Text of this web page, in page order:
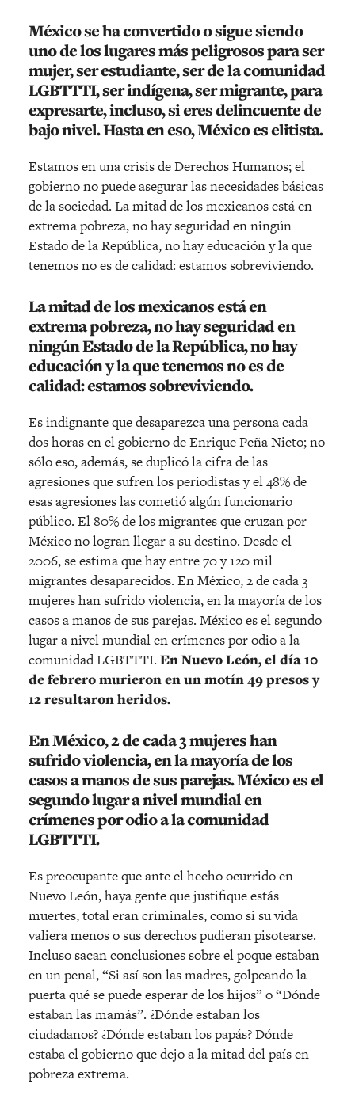
México se ha convertido o sigue siendo
uno de los lugares más peligrosos para ser
mujer, ser estudiante, ser de la comunidad
LGBTTTI, ser indígena, ser migrante, para
expresarte, incluso, si eres delincuente de
bajo nivel. Hasta en eso, México es elitista.
Estamos en una crisis de Derechos Humanos; el
gobierno no puede asegurar las necesidades básicas
de la sociedad. La mitad de los mexicanos está en
extrema pobreza, no hay seguridad en ningún
Estado de la República, no hay educación y la que
tenemos no es de calidad: estamos sobreviviendo.
La mitad de los mexicanos está en
extrema pobreza, no hay seguridad en
ningún Estado de la República, no hay
educación y la que tenemos no es de
calidad: estamos sobreviviendo.
Es indignante que desaparezca una persona cada
dos horas en el gobierno de Enrique Peña Nieto; no
sólo eso, además, se duplicó la cifra de las
agresiones que sufren los periodistas y el 48% de
esas agresiones las cometió algún funcionario
público. El 80% de los migrantes que cruzan por
México no logran llegar a su destino. Desde el
2006, se estima que hay entre 70 y 120 mil
migrantes desaparecidos. En México, 2 de cada 3
mujeres han sufrido violencia, en la mayoría de los
casos a manos de sus parejas. México es el segundo
lugar a nivel mundial en crímenes por odio a la
comunidad LGBTTTI. En Nuevo León, el día 10
de febrero murieron en un motín 49 presos y
12 resultaron heridos.
En México, 2 de cada 3 mujeres han
sufrido violencia, en la mayoría de los
casos a manos de sus parejas. México es el
segundo lugar a nivel mundial en
crímenes por odio a la comunidad
LGBTTTI.
Es preocupante que ante el hecho ocurrido en
Nuevo León, haya gente que justifique estás
muertes, total eran criminales, como si su vida
valiera menos o sus derechos pudieran pisotearse.
Incluso sacan conclusiones sobre el poque estaban
en un penal, “Si así son las madres, golpeando la
puerta qué se puede esperar de los hijos” o “Dónde
estaban las mamás”. ¿Dónde estaban los
ciudadanos? ¿Dónde estaban los papás? Dónde
estaba el gobierno que dejo a la mitad del país en
pobreza extrema.